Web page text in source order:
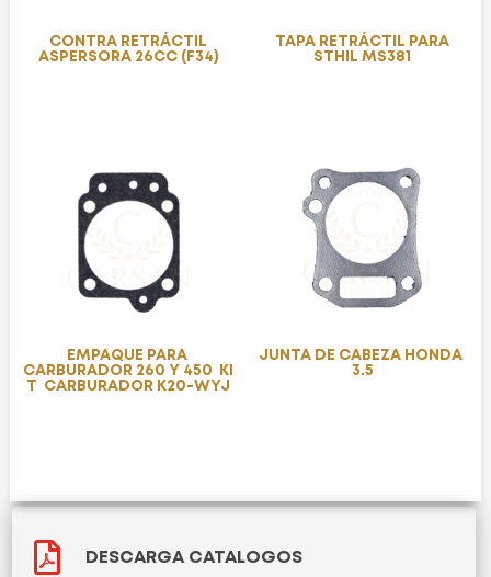
CONTRA RETRÁCTIL
ASPERSORA 26CC (F34)
TAPA RETRÁCTIL PARA
STHIL MS381
EMPAQUE PARA
CARBURADOR 260 Y 450 KI
T CARBURADOR K20-WYJ
JUNTA DE CABEZA HONDA
3.5
 DESCARGA CATALOGOS